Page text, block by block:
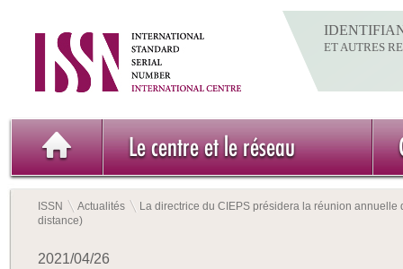
ET AUTRES
Le centre et le réseau
ISSN Actualités
La directrice du CIEPS présidera la réunion annuelle
distance)
2021/04/26